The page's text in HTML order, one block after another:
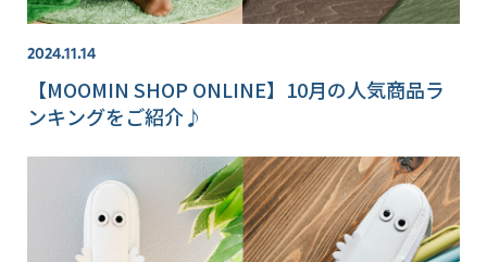
2024.11.14
【MOOMIN SHOP ONLINE】10月の人気商品ラ
ンキングをご紹介♪